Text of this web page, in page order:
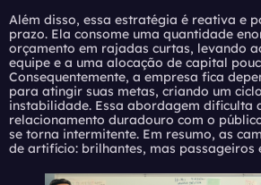
Além disso, essa estratégia é reativa e
prazo. Ela consome uma quantidade
orçamento em rajadas curtas, levando
equipe e a uma alocação de capital
Consequentemente, a empresa fica
para atingir suas metas, criando um
instabilidade. Essa abordagem dificulta
relacionamento duradouro com o
se torna intermitente. Em resumo, as
de artifício: brilhantes, mas passageiros